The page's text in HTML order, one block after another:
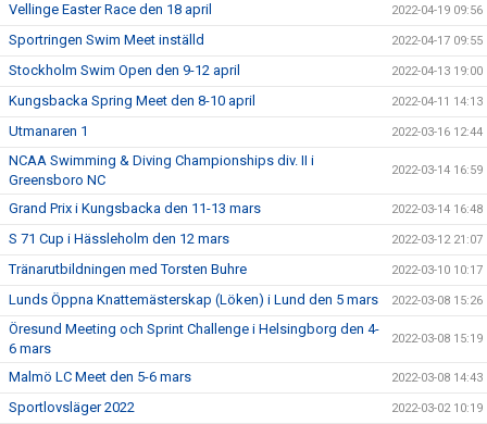
Vellinge Easter Race den 18 april 2022-04-19 09:56
Sportringen Swim Meet inställd 2022-04-17 09:55
Stockholm Swim Open den 9-12 april 2022-04-13 19:00
Kungsbacka Spring Meet den 8-10 april 2022-04-11 14:13
Utmanaren 1 2022-03-16 12:44
NCAA Swimming & Diving Championships div. II i
Greensboro NC
2022-03-14 16:59
Grand Prix i Kungsbacka den 11-13 mars 2022-03-14 16:48
S 71 Cup i Hässleholm den 12 mars 2022-03-12 21:07
Tränarutbildningen med Torsten Buhre 2022-03-10 10:17
Lunds Öppna Knattemästerskap (Löken) i Lund den 5 mars 2022-03-08 15:26
Öresund Meeting och Sprint Challenge i Helsingborg den 4-
6 mars
2022-03-08 15:19
Malmö LC Meet den 5-6 mars 2022-03-08 14:43
Sportlovsläger 2022 2022-03-02 10:19